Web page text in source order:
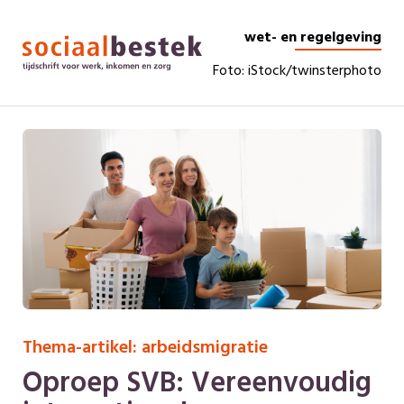
wet- en regelgeving
Foto: iStock/twinsterphoto
Thema-artikel: arbeidsmigratie
Oproep SVB: Vereenvoudig